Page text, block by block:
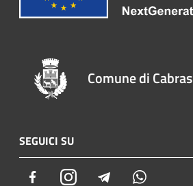
Comune di Cabras
SEGUICI SU
FacebookInstagram Telegram